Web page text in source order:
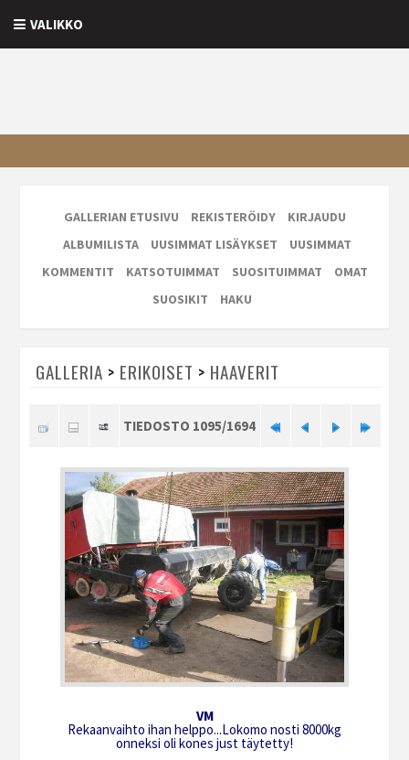
VALIKKO
GALLERIAN ETUSIVU REKISTERÖIDY
KIRJAUDU
ALBUMILISTA
UUSIMMAT LISÄYKSET
UUSIMMAT
KOMMENTIT
KATSOTUIMMAT SUOSITUIMMAT
OMAT
SUOSIKIT
HAKU
GALLERIA > ERIKOISET > HAAVERIT
TIEDOSTO 1095/1694
VM
Rekaanvaihto ihan helppo...Lokomo nosti 8000kg
onneksi oli kones just täytetty!